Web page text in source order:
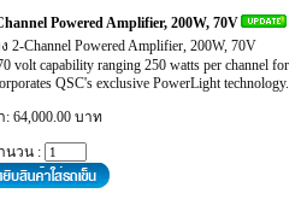
Powered Amplifier, 200W, 70V
Channel Powered Amplifier, 200W, 70V
volt capability ranging 250 watts per channel for
QSC's exclusive PowerLight technology.
: 64,000.00 บาท
นวน :